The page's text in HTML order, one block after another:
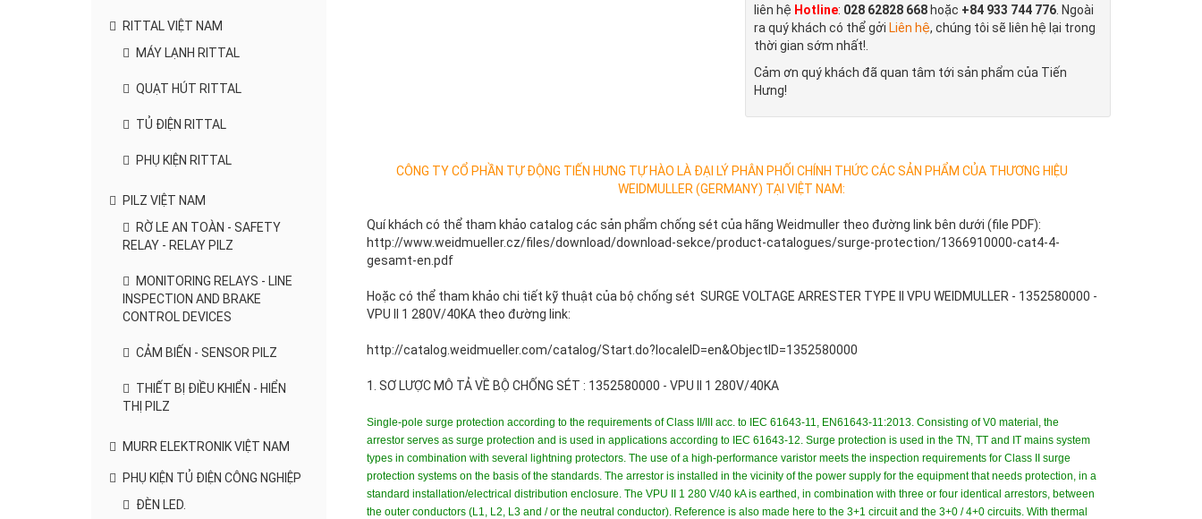
RITTAL VIỆT NAM
MÁY LẠNH RITTAL
QUẠT HÚT RITTAL
TỦ ĐIỆN RITTAL
PHỤ KIỆN RITTAL
PILZ VIỆT NAM
RỜ LE AN TOÀN - SAFETY
RELAY - RELAY PILZ
MONITORING RELAYS - LINE
INSPECTION AND BRAKE
CONTROL DEVICES
CẢM BIẾN - SENSOR PILZ
THIẾT BỊ ĐIỀU KHIỂN - HIỂN
THỊ PILZ
MURR ELEKTRONIK VIỆT NAM
PHỤ KIỆN TỦ ĐIỆN CÔNG NGHIỆP
ĐÈN LED.
liên hệ Hotline: 028 62828 668 hoặc +84 933 744 776 . Ngoài
ra quý khách có thể gởi Liên hệ, chúng tôi sẽ liên hệ lại trong
thời gian sớm nhất!.
Cảm ơn quý khách đã quan tâm tới sản phẩm của Tiến
Hưng!
CÔNG TY CỔ PHẦN TỰ ĐỘNG TIẾN HƯNG TỰ HÀO LÀ ĐẠI LÝ PHÂN PHỐI CHÍNH THỨC CÁC SẢN PHẨM CỦA THƯƠNG HIỆU
WEIDMULLER (GERMANY) TẠI VIỆT NAM:
Quí khách có thể tham khảo catalog các sản phẩm chống sét của hãng Weidmuller theo đường link bên dưới (file PDF):
http://www.weidmueller.cz/files/download/download-sekce/product-catalogues/surge-protection/1366910000-cat4-4-
gesamt-en.pdf
Hoặc có thể tham khảo chi tiết kỹ thuật của bộ chống sét SURGE VOLTAGE ARRESTER TYPE II VPU WEIDMULLER - 1352580000 -
VPU II 1 280V/40KA theo đường link:
http://catalog.weidmueller.com/catalog/Start.do?localeID=en&ObjectID=1352580000
1. SƠ LƯỢC MÔ TẢ VỀ BỘ CHỐNG SÉT : 1352580000 - VPU II 1 280V/40KA
Single-pole surge protection according to the requirements of Class II/III acc. to IEC 61643-11, EN61643-11:2013. Consisting of V0 material, the
arrestor serves as surge protection and is used in applications according to IEC 61643-12. Surge protection is used in the TN, TT and IT mains system
types in combination with several lightning protectors. The use of a high-performance varistor meets the inspection requirements for Class II surge
protection systems on the basis of the standards. The arrestor is installed in the vicinity of the power supply for the equipment that needs protection, in a
standard installation/electrical distribution enclosure. The VPU II 1 280 V/40 kA is earthed, in combination with three or four identical arrestors, between
the outer conductors (L1, L2, L3 and / or the neutral conductor). Reference is also made here to the 3+1 circuit and the 3+0 / 4+0 circuits. With thermal